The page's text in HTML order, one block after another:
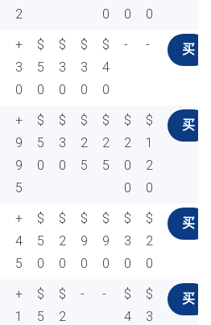
2
0
0
0
+
3
0
$
5
0
$
3
0
$
3
0
$
4
0
- - 买
+
9
9
5
$
5
0
$
3
0
$
2
5
$
2
5
$
2
0
0
$
1
2
0
买
+
4
5
$
5
0
$
2
0
$
9
0
$
9
0
$
3
0
$
2
0
买
+
1
$
5
$
2
- -
$
4
$
3
买